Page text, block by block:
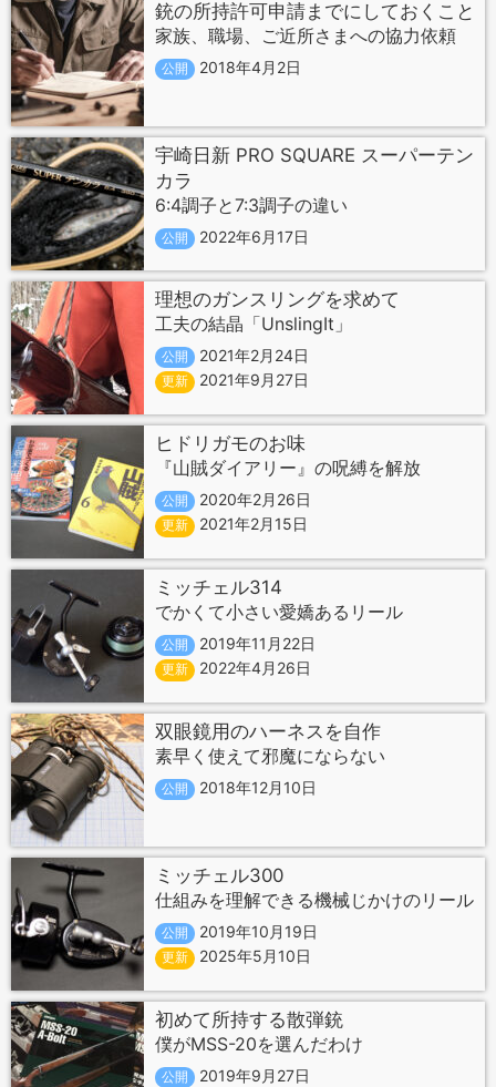
銃の所持許可申請までにしておくこと
家族、職場、ご近所さまへの協力依頼
公開 2018年4月2日
宇崎日新 PRO SQUARE スーパーテン
カラ
6:4調子と7:3調子の違い
公開 2022年6月17日
理想のガンスリングを求めて
工夫の結晶「UnslingIt」
公開 2021年2月24日
更新 2021年9月27日
ヒドリガモのお味
『山賊ダイアリー』の呪縛を解放
公開 2020年2月26日
更新 2021年2月15日
ミッチェル314
でかくて小さい愛嬌あるリール
公開 2019年11月22日
更新 2022年4月26日
双眼鏡用のハーネスを自作
素早く使えて邪魔にならない
公開 2018年12月10日
ミッチェル300
仕組みを理解できる機械じかけのリール
公開 2019年10月19日
更新 2025年5月10日
初めて所持する散弾銃
僕がMSS-20を選んだわけ
公開 2019年9月27日